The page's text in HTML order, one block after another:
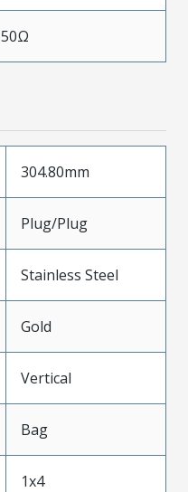
50Ω
304.80mm
Plug/Plug
Stainless Steel
Gold
Vertical
Bag
1x4